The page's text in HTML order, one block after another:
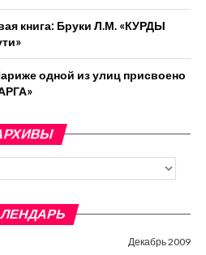
книга: Бруки Л.М. «КУРДЫ
одной из улиц присвоено
Декабрь 2009